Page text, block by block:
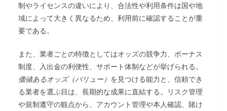
制やライセンスの違いにより、合法性や利用条件は国や地
域によって大きく異なるため、利用前に確認することが重
要である。
また、業者ごとの特徴としてはオッズの競争力、ボーナス
制度、入出金の利便性、サポート体制などが挙げられる。
価値あるオッズ（バリュー） を見つける能力と、信頼でき
る業者を選ぶ目は、長期的な成果に直結する。リスク管理
や規制遵守の観点から、アカウント管理や本人確認、賭け